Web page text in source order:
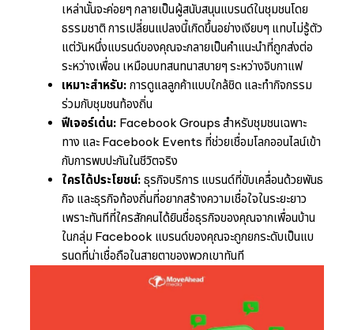
เหล่านั้นจะค่อยๆ กลายเป็นผู้สนับสนุนแบรนด์ในชุมชนโดย
ธรรมชาติ การเปลี่ยนแปลงนี้เกิดขึ้นอย่างเงียบๆ แทบไม่รู้ตัว
แต่วันหนึ่งแบรนด์ของคุณจะกลายเป็นคำแนะนำที่ถูกส่งต่อ
ระหว่างเพื่อน เหมือนบทสนทนาสบายๆ ระหว่างจิบกาแฟ
เหมาะสำหรับ: การดูแลลูกค้าแบบใกล้ชิด และทำกิจกรรม
ร่วมกับชุมชนท้องถิ่น
ฟีเจอร์เด่น: Facebook Groups สำหรับชุมชนเฉพาะ
ทาง และ Facebook Events ที่ช่วยเชื่อมโลกออนไลน์เข้า
กับการพบปะกันในชีวิตจริง
ใครได้ประโยชน์: ธุรกิจบริการ แบรนด์ที่ขับเคลื่อนด้วยพันธ
กิจ และธุรกิจท้องถิ่นที่อยากสร้างความเชื่อใจในระยะยาว
เพราะทันทีที่ใครสักคนได้ยินชื่อธุรกิจของคุณจากเพื่อนบ้าน
ในกลุ่ม Facebook แบรนด์ของคุณจะถูกยกระดับเป็นแบ
รนดที่น่าเชื่อถือในสายตาของพวกเขาทันที